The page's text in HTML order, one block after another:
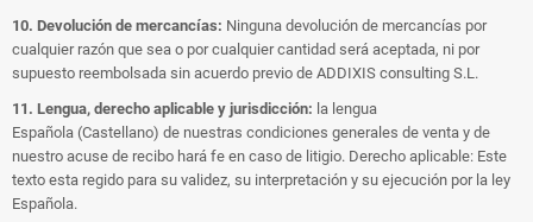
10. Devolución de mercancías: Ninguna devolución de mercancías por
cualquier razón que sea o por cualquier cantidad será aceptada, ni por
supuesto reembolsada sin acuerdo previo de ADDIXIS consulting S.L.
11. Lengua, derecho aplicable y jurisdicción: la lengua
Española (Castellano) de nuestras condiciones generales de venta y de
nuestro acuse de recibo hará fe en caso de litigio. Derecho aplicable: Este
texto esta regido para su validez, su interpretación y su ejecución por la ley
Española.